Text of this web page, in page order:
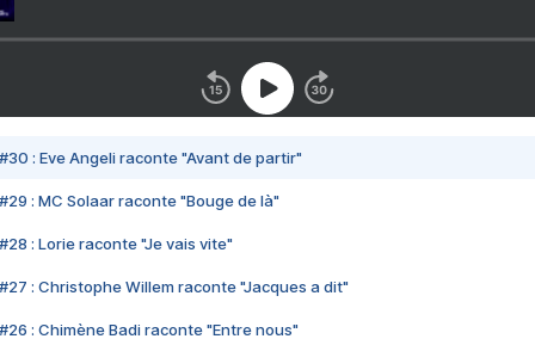
#30 : Eve Angeli raconte "Avant de partir"
#29 : MC Solaar raconte "Bouge de là"
#28 : Lorie raconte "Je vais vite"
#27 : Christophe Willem raconte "Jacques a dit"
#26 : Chimène Badi raconte "Entre nous"